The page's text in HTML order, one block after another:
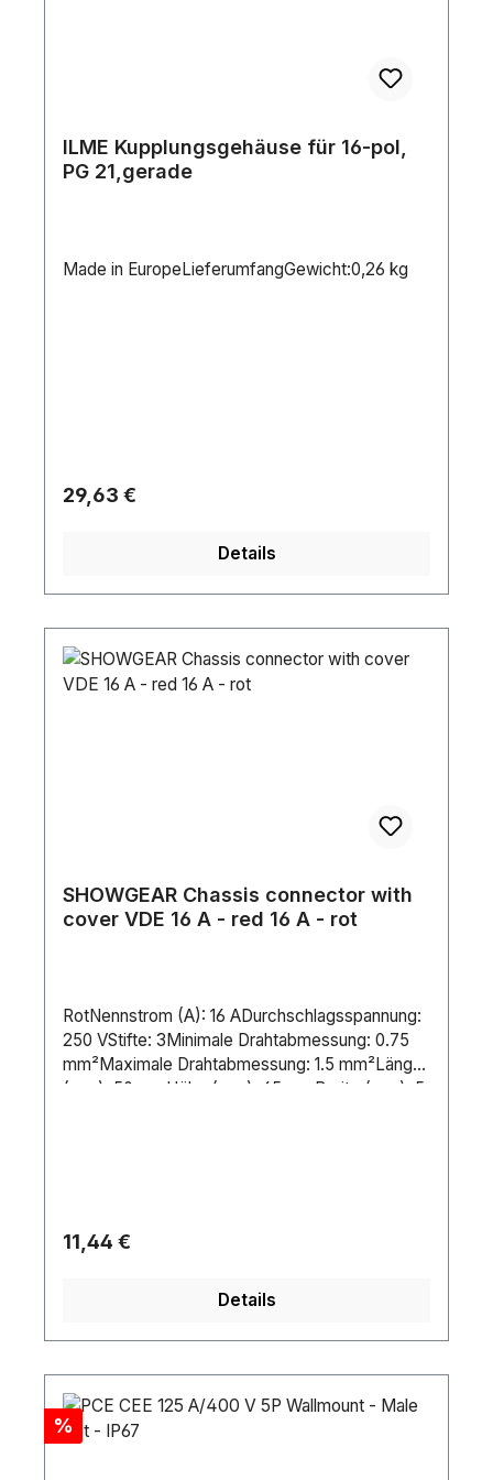
ILME Kupplungsgehäuse für 16-pol,
PG 21,gerade
Made in EuropeLieferumfangGewicht:0,26 kg
Regulärer Preis:
29,63 €
Details
SHOWGEAR Chassis connector with
cover VDE 16 A - red 16 A - rot
RotNennstrom (A): 16 ADurchschlagsspannung:
250 VStifte: 3Minimale Drahtabmessung: 0.75
mm²Maximale Drahtabmessung: 1.5 mm²Länge
(mm): 50 mmHöhe (mm): 65 mmBreite (mm): 5
Regulärer Preis:
11,44 €
Details
Rabatt
%